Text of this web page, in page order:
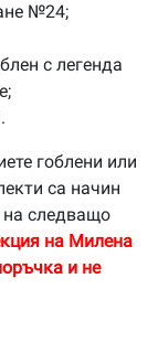
№24;
с легенда
гоблени или
са начин
на следващо
на Милена
и не